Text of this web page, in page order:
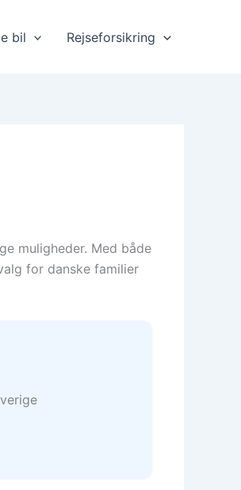
bil Rejseforsikring
muligheder. Med både
for danske familier